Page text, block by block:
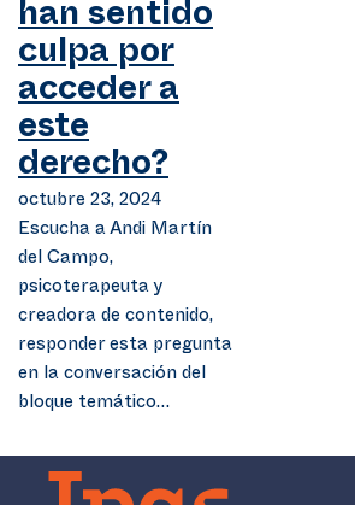
han sentido
culpa por
acceder a
este
derecho?
octubre 23, 2024
Escucha a Andi Martín
del Campo,
psicoterapeuta y
creadora de contenido,
responder esta pregunta
en la conversación del
bloque temático…